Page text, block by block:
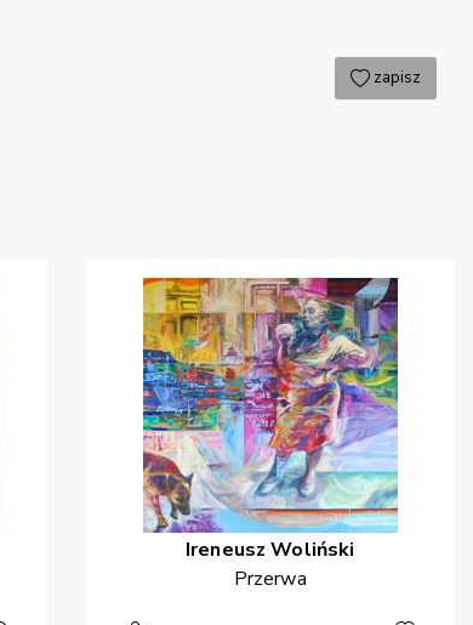
zapisz
Ireneusz Woliński
Przerwa